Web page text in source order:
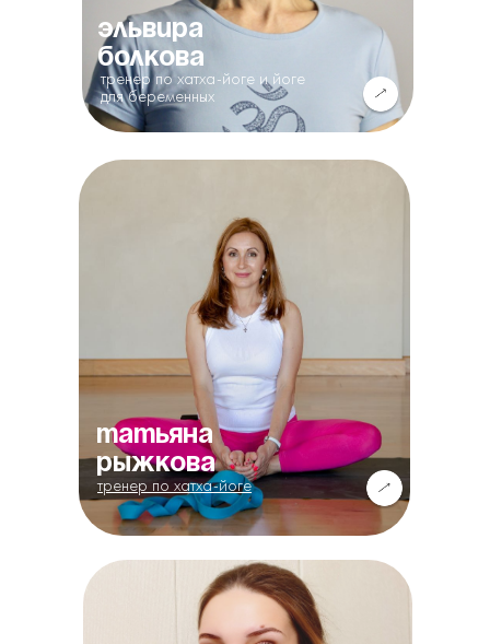
Эльвира
Болкова
тренер по хатха-йоге и йоге
для беременных
тренер по хатха-йоге
татьяна
рыжкова